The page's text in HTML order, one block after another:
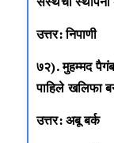
उत्तर: निपाणी
७२). मुहम्मद
पाहिले खलिफा
उत्तर: अबू बर्क